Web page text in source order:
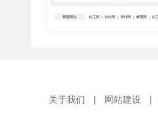
关于我们 | 网站建设 |